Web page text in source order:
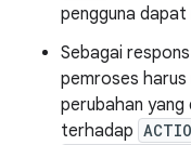
pengguna dapat
Sebagai
pemroses
perubahan
terhadap